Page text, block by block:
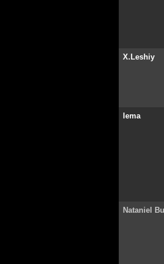
X.Leshiy
lema
Nataniel